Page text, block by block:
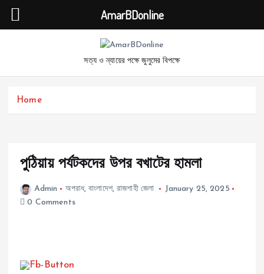
p
সত্য ও ন্যায়ের পক্ষে জুলুমের বিপক্ষে
Home
পুঠিয়ায় পর্যটকদের উপর বখাটের হামলা
Admin অপরাধ,বাংলাদেশ,রাজশাহী জেলা
January 25, 2025
0 Comments
AmarBDonline